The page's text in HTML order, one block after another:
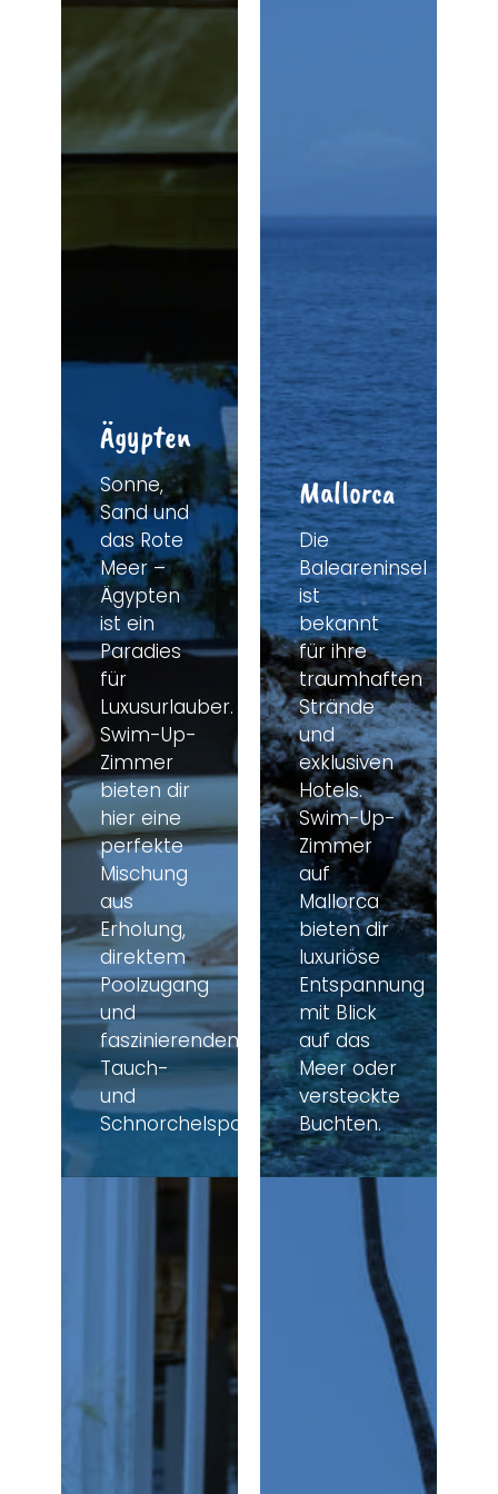
Ägypten
Sonne,
Sand und
das Rote
Meer –
Ägypten
ist ein
Paradies
für
Luxusurlauber.
Swim-Up-
Zimmer
bieten dir
hier eine
perfekte
Mischung
aus
Erholung,
direktem
Poolzugang
und
faszinierenden
Tauch-
und
Schnorchelspots.
Mallorca
Die
Baleareninsel
ist
bekannt
für ihre
traumhaften
Strände
und
exklusiven
Hotels.
Swim-Up-
Zimmer
auf
Mallorca
bieten dir
luxuriöse
Entspannung
mit Blick
auf das
Meer oder
versteckte
Buchten.